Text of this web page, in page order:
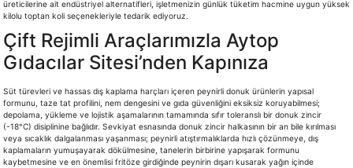
üreticilerine ait endüstriyel alternatifleri, işletmenizin günlük tüketim hacmine uygun yüksek
kilolu toptan koli seçenekleriyle tedarik ediyoruz.
Çift Rejimli Araçlarımızla Aytop
Gıdacılar Sitesi’nden Kapınıza
Süt türevleri ve hassas dış kaplama harçları içeren peynirli donuk ürünlerin yapısal
formunu, taze tat profilini, nem dengesini ve gıda güvenliğini eksiksiz koruyabilmesi;
depolama, yükleme ve lojistik aşamalarının tamamında sıfır toleranslı bir donuk zincir
(-18°C) disiplinine bağlıdır. Sevkiyat esnasında donuk zincir halkasının bir an bile kırılması
veya sıcaklık dalgalanması yaşanması; peynirli atıştırmalıklarda hızlı çözünmeye, dış
kaplamaların yumuşayarak dökülmesine, tanelerin birbirine yapışarak formunu
kaybetmesine ve en önemlisi fritöze girdiğinde peynirin dışarı kusarak yağın içinde